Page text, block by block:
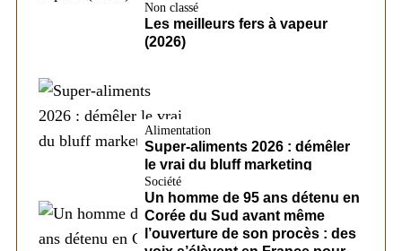
Non classé
Les meilleurs fers à vapeur
(2026)
Alimentation
Super-aliments 2026 : démêler
le vrai du bluff marketing
Société
Un homme de 95 ans détenu en
Corée du Sud avant même
l’ouverture de son procès : des